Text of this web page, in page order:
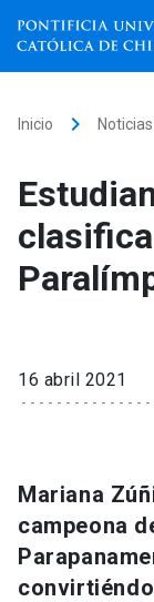
Facultades,
institutos
Investigación
Extensión
Información para
Inicio keyboard_arrow_right Noticias
16 abril 2021
Mariana
campeona